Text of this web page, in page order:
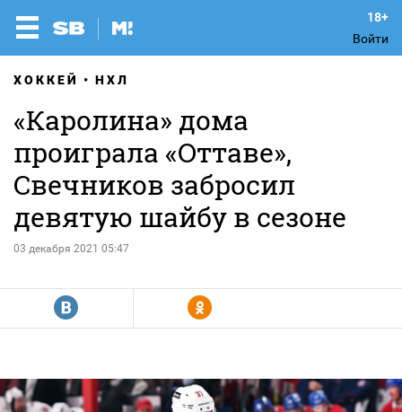
Войти
ХОККЕЙ НХЛ
«Каролина» дома
проиграла «Оттаве»,
Свечников забросил
девятую шайбу в сезоне
03 декабря 2021 05:47
R Y